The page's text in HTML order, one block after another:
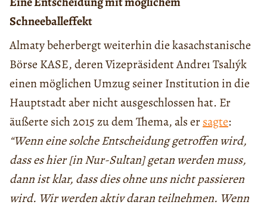
Schneeballeffekt
Almaty beherbergt weiterhin die kasachstanische
Börse KASE, deren Vizepräsident Andreı Tsalıýk
einen möglichen Umzug seiner Institution in die
Hauptstadt aber nicht ausgeschlossen hat. Er
äußerte sich 2015 zu dem Thema, als ersagte:
“Wenn eine solche Entscheidung getroffen wird,
dass es hier [in Nur-Sultan] getan werden muss,
dann ist klar, dass dies ohne uns nicht passieren
wird. Wir werden aktiv daran teilnehmen. Wenn